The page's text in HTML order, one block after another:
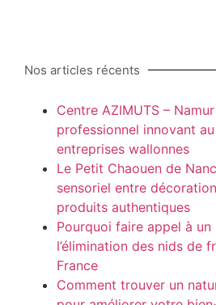
Nos articles récents
Centre AZIMUTS –
professionnel innovant
entreprises wallonnes
Le Petit Chaouen de
sensoriel entre
produits authentiques
Pourquoi faire appel à
l’élimination des nids de
France
Comment trouver un